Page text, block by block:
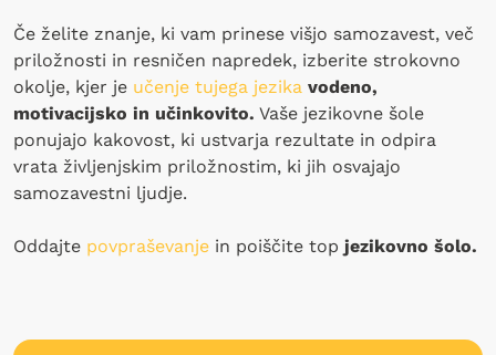
Če želite znanje, ki vam prinese višjo samozavest, več
priložnosti in resničen napredek, izberite strokovno
okolje, kjer je učenje tujega jezika vodeno,
motivacijsko in učinkovito. Vaše jezikovne šole
ponujajo kakovost, ki ustvarja rezultate in odpira
vrata življenjskim priložnostim, ki jih osvajajo
samozavestni ljudje.
Oddajte povpraševanje in poiščite top jezikovno šolo.